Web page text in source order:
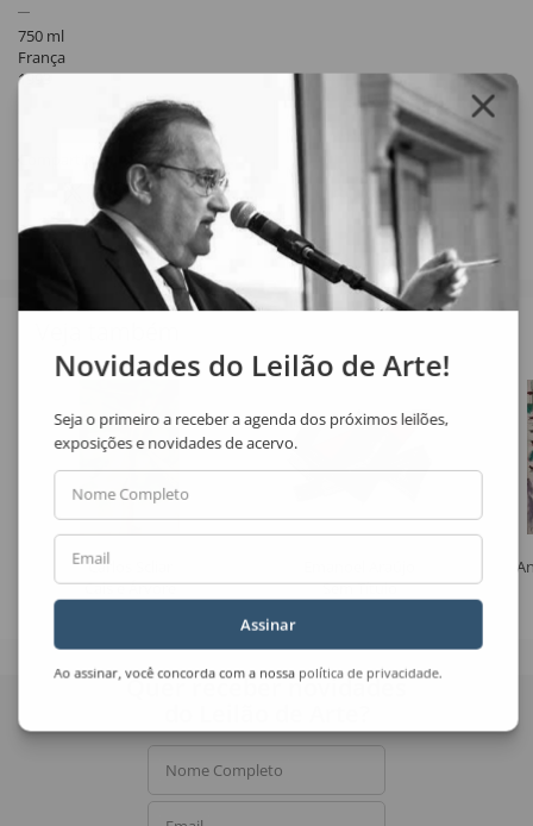
750 ml
França
1993
Compartilhar
Carlos Scliar
Cais e Árvore
Sem Título
Novidades do Leilão de Arte!
Seja o primeiro a receber a agenda dos próximos leilões,
exposições e novidades de acervo.
Nome Completo
Email
Assinar
Ao assinar, você concorda com a nossa política de privacidade.
Quer receber novidades
Nome Completo